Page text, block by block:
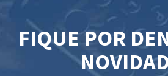
FIQUE POR